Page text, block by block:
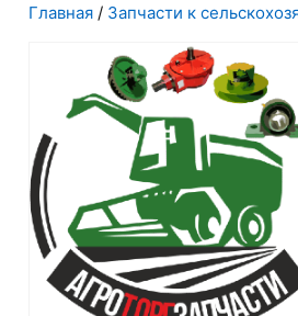
Главная / Запчасти к